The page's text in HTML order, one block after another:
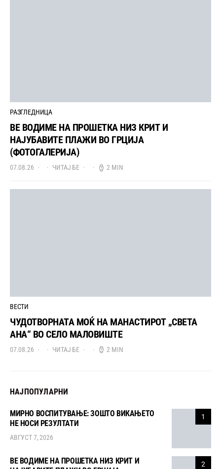
РАЗГЛЕДНИЦА
ВЕ ВОДИМЕ НА ПРОШЕТКА НИЗ КРИТ И
НАЈУБАВИТЕ ПЛАЖИ ВО ГРЦИЈА
(ФОТОГАЛЕРИЈА)
07.08.26 ЧИТАЈ БЕ 2 MIN
ВЕСТИ
ЧУДОТВОРНАТА МОЌ НА МАНАСТИРОТ „СВЕТА
АНА“ ВО СЕЛО МАЛОВИШТЕ
07.08.26 ЧИТАЈ БЕ 2 MIN
НАЈПОПУЛАРНИ
1
МИРНО ВОСПИТУВАЊЕ: ЗОШТО ВИКАЊЕТО
НЕ НОСИ РЕЗУЛТАТИ
АВГУСТ 7, 2026
2
ВЕ ВОДИМЕ НА ПРОШЕТКА НИЗ КРИТ И